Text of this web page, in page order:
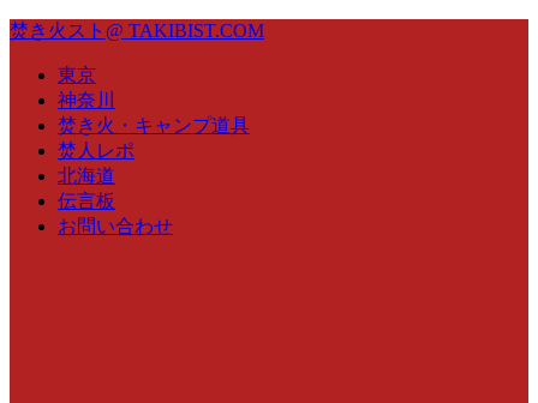
焚き火スト@ TAKIBIST.COM
東京
神奈川
焚き火・キャンプ道具
焚人レポ
北海道
伝言板
お問い合わせ